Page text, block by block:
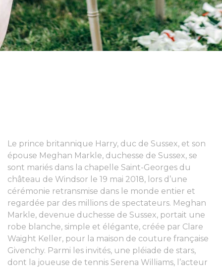
Le prince britannique Harry, duc de Sussex, et son
épouse Meghan Markle, duchesse de Sussex, se
sont mariés dans la chapelle Saint-Georges du
château de Windsor le 19 mai 2018, lors d’une
cérémonie retransmise dans le monde entier et
regardée par des millions de spectateurs. Meghan
Markle, devenue duchesse de Sussex, portait une
robe blanche, simple et élégante, créée par Clare
Waight Keller, pour la maison de couture française
Givenchy. Parmi les invités, une pléiade de stars,
dont la joueuse de tennis Serena Williams, l’acteur